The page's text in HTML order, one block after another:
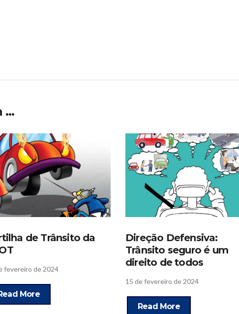
…
de Trânsito da
fevereiro de 2024
More
Direção Defensiva:
Trânsito seguro é um
direito de todos
15 de fevereiro de 2024
Read More